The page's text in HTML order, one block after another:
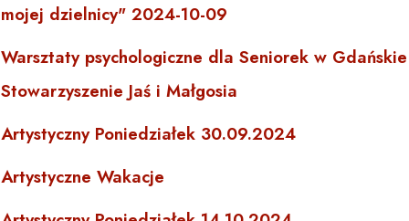
mojej dzielnicy" 2024-10-09
Warsztaty psychologiczne dla Seniorek w Gdańskie
Stowarzyszenie Jaś i Małgosia
Artystyczny Poniedziałek 30.09.2024
Artystyczne Wakacje